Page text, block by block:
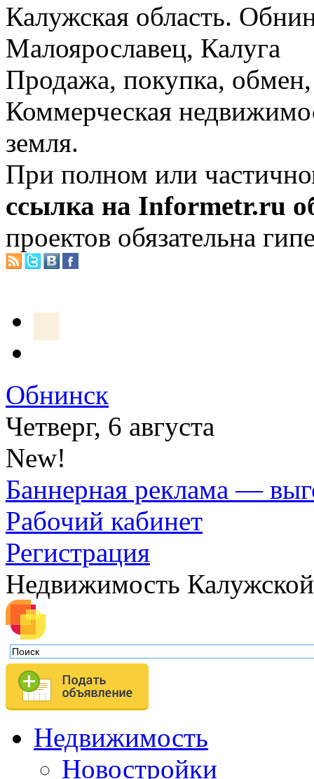
Калужская область.
Малоярославец, Калуга
Продажа, покупка, обмен,
Коммерческая
земля.
При полном или
ссылка на Informetr.ru
проектов обязательна
Обнинск
Четверг, 6 августа
New!
Баннерная реклама —
Рабочий кабинет
Регистрация
Недвижимость
Недвижимость
Новостройки